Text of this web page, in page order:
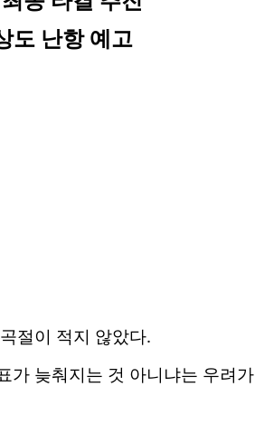
도 난항 예고
절이 적지 않았다.
가 늦춰지는 것 아니냐는 우려